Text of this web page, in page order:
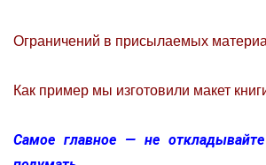
Ограничений в присылаемых
Как пример мы изготовили макет
Самое главное — не